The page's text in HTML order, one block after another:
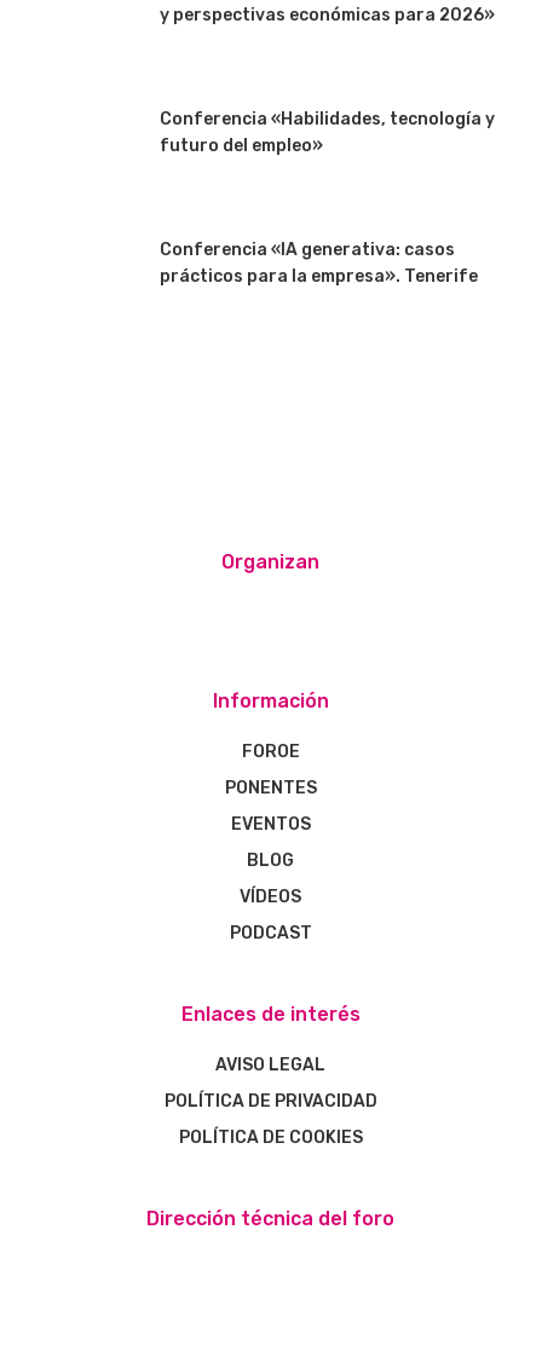
y perspectivas económicas para 2026»
Conferencia «Habilidades, tecnología y
futuro del empleo»
Conferencia «IA generativa: casos
prácticos para la empresa». Tenerife
Organizan
Información
FOROE
PONENTES
EVENTOS
BLOG
VÍDEOS
PODCAST
Enlaces de interés
AVISO LEGAL
POLÍTICA DE PRIVACIDAD
POLÍTICA DE COOKIES
Dirección técnica del foro